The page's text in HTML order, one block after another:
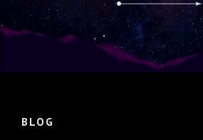
BLOG